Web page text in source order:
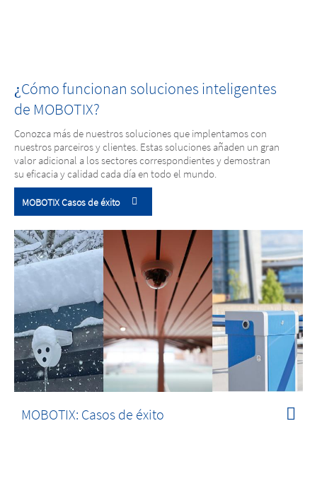
¿Cómo funcionan soluciones inteligentes
de MOBOTIX?
Conozca más de nuestros soluciones que implentamos con
nuestros parceiros y clientes. Estas soluciones añaden un gran
valor adicional a los sectores correspondientes y demostran
su eficacia y calidad cada día en todo el mundo.
MOBOTIX Casos de éxito
MOBOTIX: Casos de éxito